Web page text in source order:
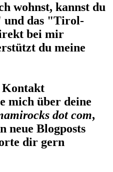
wohnst, kannst du
und das "Tirol-
bei mir
du meine
mich über deine
dot com,
neue Blogposts
dir gern